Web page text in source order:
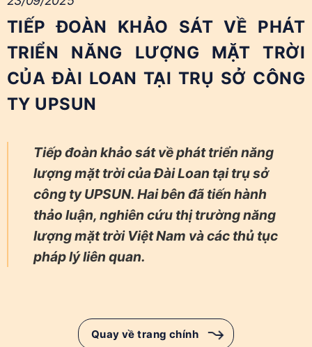
TIẾP ĐOÀN KHẢO SÁT VỀ PHÁT
TRIỂN NĂNG LƯỢNG MẶT TRỜI
CỦA ĐÀI LOAN TẠI TRỤ SỞ CÔNG
TY UPSUN
Tiếp đoàn khảo sát về phát triển năng
lượng mặt trời của Đài Loan tại trụ sở
công ty UPSUN. Hai bên đã tiến hành
thảo luận, nghiên cứu thị trường năng
lượng mặt trời Việt Nam và các thủ tục
pháp lý liên quan.
Quay về trang chính